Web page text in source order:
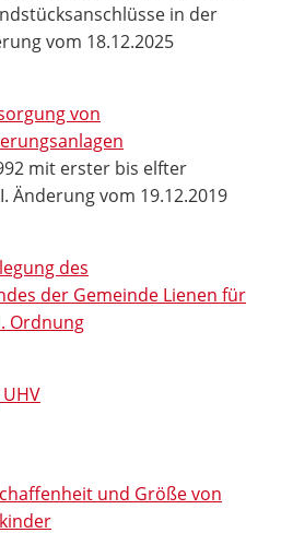
in der
vom 18.12.2025
von
mit erster bis elfter
Änderung vom 19.12.2019
des
der Gemeinde Lienen für
Ordnung
und Größe von